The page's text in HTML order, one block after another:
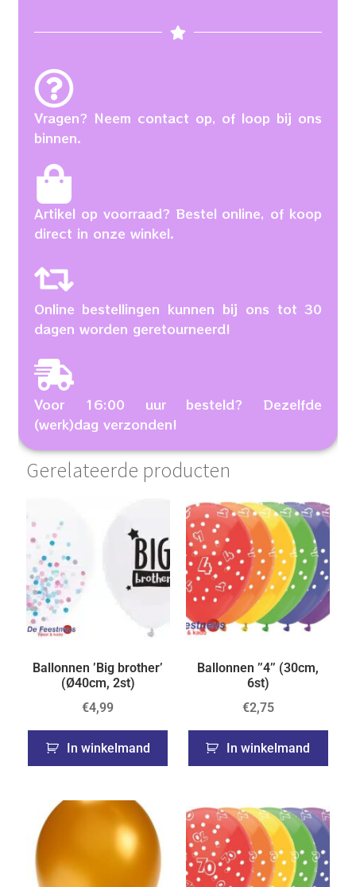
Vragen? Neem contact op, of loop bij ons
binnen.
Artikel op voorraad? Bestel online, of koop
direct in onze winkel.
Online bestellingen kunnen bij ons tot 30
dagen worden geretourneerd!
Voor 16:00 uur besteld? Dezelfde
(werk)dag verzonden!
Gerelateerde producten
Ballonnen ’Big brother’
(Ø40cm, 2st)
€4,99
In winkelmand
Ballonnen ’’4’’ (30cm,
6st)
€2,75
In winkelmand